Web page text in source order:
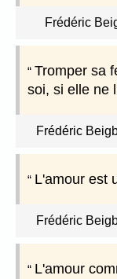
Frédéric
Tromper sa
soi, si elle ne
Frédéric
L'amour est
Frédéric
L'amour